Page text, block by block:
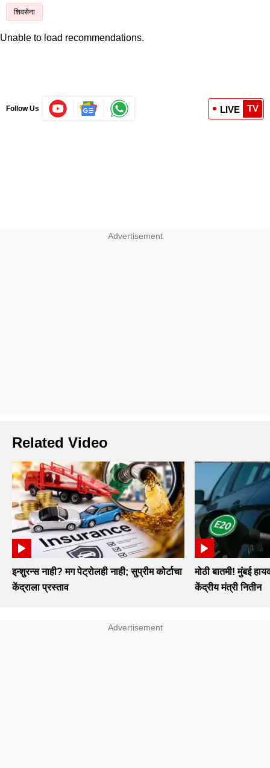
शिवसेना
Unable to load recommendations.
Follow Us LIVE TV
Related Video
इन्शुरन्स नाही? मग पेट्रोलही नाही; सुप्रीम कोर्टाचा
केंद्राला प्रस्ताव
मोठी बातमी! मुंबई
केंद्रीय मंत्री नितीन